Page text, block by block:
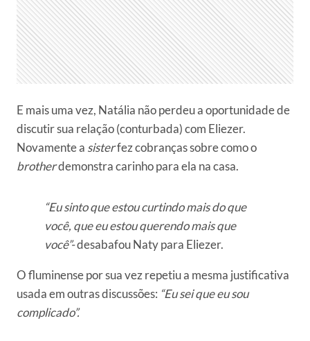
E mais uma vez, Natália não perdeu a oportunidade de
discutir sua relação (conturbada) com Eliezer.
Novamente a sisterfez cobranças sobre como o
brotherdemonstra carinho para ela na casa.
“Eu sinto que estou curtindo mais do que
você, que eu estou querendo mais que
você”-desabafou Naty para Eliezer.
O fluminense por sua vez repetiu a mesma justificativa
usada em outras discussões: “Eu sei que eu sou
complicado”.